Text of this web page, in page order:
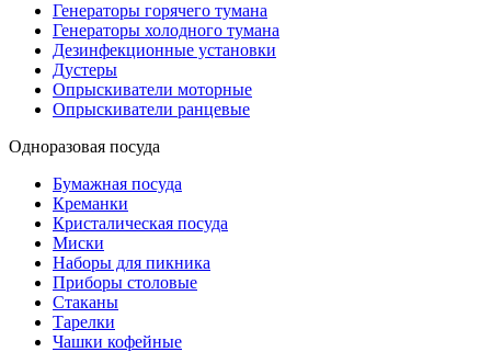
Генераторы горячего тумана
Генераторы холодного тумана
Дезинфекционные установки
Дустеры
Опрыскиватели моторные
Опрыскиватели ранцевые
Одноразовая посуда
Бумажная посуда
Креманки
Кристалическая посуда
Миски
Наборы для пикника
Приборы столовые
Стаканы
Тарелки
Чашки кофейные